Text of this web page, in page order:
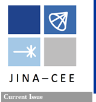
Current Issue